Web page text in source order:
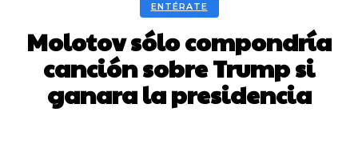
ENTÉRATE
Molotov sólo compondría
canción sobre Trump si
ganara la presidencia